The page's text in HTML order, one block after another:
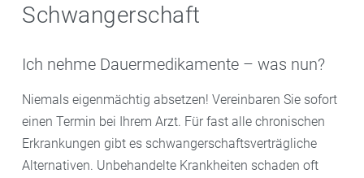
Schwangerschaft
Ich nehme Dauermedikamente – was nun?
Niemals eigenmächtig absetzen! Vereinbaren Sie sofort
einen Termin bei Ihrem Arzt. Für fast alle chronischen
Erkrankungen gibt es schwangerschaftsverträgliche
Alternativen. Unbehandelte Krankheiten schaden oft